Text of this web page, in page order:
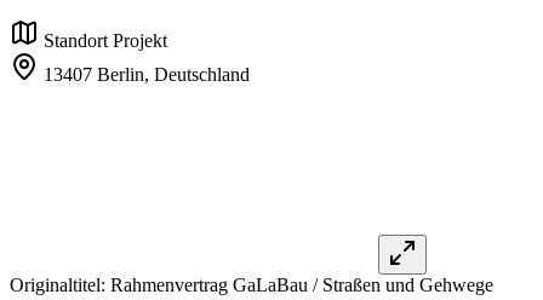
Standort Projekt
13407 Berlin, Deutschland
Originaltitel: Rahmenvertrag GaLaBau / Straßen und Gehwege